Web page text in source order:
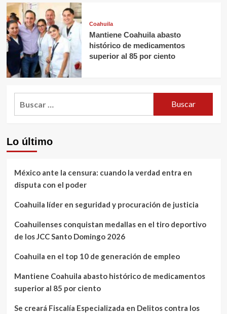
Coahuila
Mantiene Coahuila abasto
histórico de medicamentos
superior al 85 por ciento
Lo último
México ante la censura: cuando la verdad entra en
disputa con el poder
Coahuila líder en seguridad y procuración de justicia
Coahuilenses conquistan medallas en el tiro deportivo
de los JCC Santo Domingo 2026
Coahuila en el top 10 de generación de empleo
Mantiene Coahuila abasto histórico de medicamentos
superior al 85 por ciento
Se creará Fiscalía Especializada en Delitos contra los